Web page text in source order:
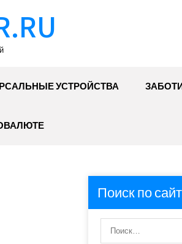
УСТРОЙСТВА
Поиск по